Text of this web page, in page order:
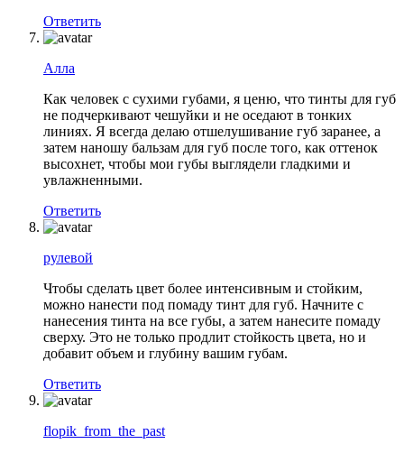
Ответить
Алла
Как человек с сухими губами, я ценю, что тинты для губ
не подчеркивают чешуйки и не оседают в тонких
линиях. Я всегда делаю отшелушивание губ заранее, а
затем наношу бальзам для губ после того, как оттенок
высохнет, чтобы мои губы выглядели гладкими и
увлажненными.
Ответить
рулевой
Чтобы сделать цвет более интенсивным и стойким,
можно нанести под помаду тинт для губ. Начните с
нанесения тинта на все губы, а затем нанесите помаду
сверху. Это не только продлит стойкость цвета, но и
добавит объем и глубину вашим губам.
Ответить
flopik_from_the_past